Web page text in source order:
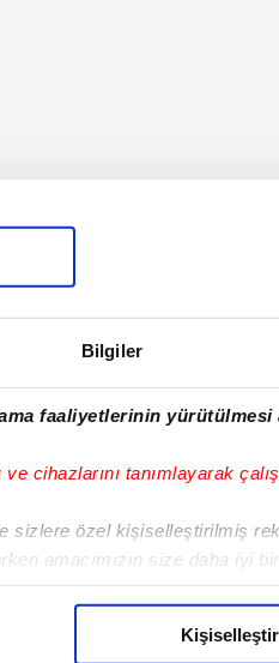
Bilgiler
faaliyetlerinin yürütülmesi
cihazlarını tanımlayarak
sizlere özel kişiselleştirilmiş
amacımızın size daha iyi
Kişiselleştir